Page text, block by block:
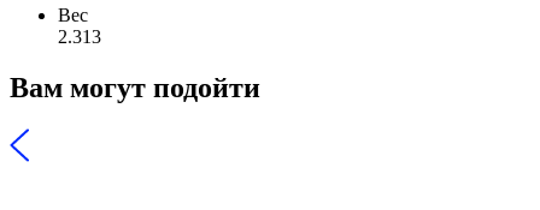
Вес
2.313
Вам могут подойти